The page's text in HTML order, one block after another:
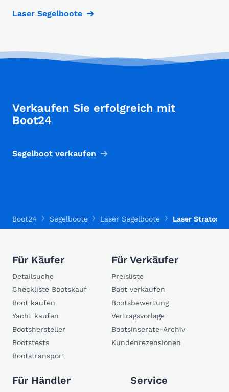
Laser Segelboote
Verkaufen Sie erfolgreich mit
Boot24
Segelboot verkaufen
Boot24 Segelboote Laser Segelboote Laser Stratos
Für Käufer
Detailsuche
Checkliste Bootskauf
Boot kaufen
Yacht kaufen
Bootshersteller
Bootstests
Bootstransport
Für Verkäufer
Preisliste
Boot verkaufen
Bootsbewertung
Vertragsvorlage
Bootsinserate-Archiv
Kundenrezensionen
Für Händler Service